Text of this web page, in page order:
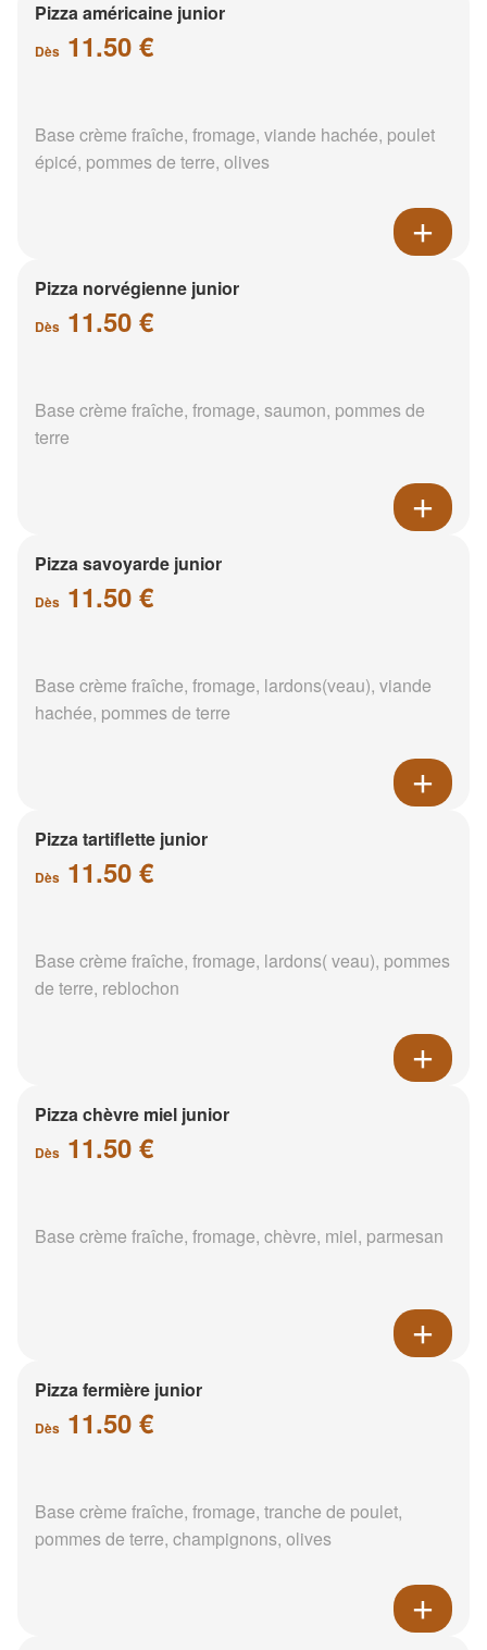
Pizza américaine junior
Dès 11.50 €
Base crème fraîche, fromage, viande hachée, poulet
épicé, pommes de terre, olives
Pizza norvégienne junior
Dès 11.50 €
Base crème fraîche, fromage, saumon, pommes de
terre
Pizza savoyarde junior
Dès 11.50 €
Base crème fraîche, fromage, lardons(veau), viande
hachée, pommes de terre
Pizza tartiflette junior
Dès 11.50 €
Base crème fraîche, fromage, lardons( veau), pommes
de terre, reblochon
Pizza chèvre miel junior
Dès 11.50 €
Base crème fraîche, fromage, chèvre, miel, parmesan
Pizza fermière junior
Dès 11.50 €
Base crème fraîche, fromage, tranche de poulet,
pommes de terre, champignons, olives